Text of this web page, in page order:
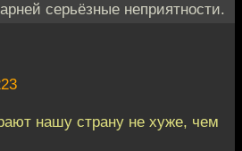
серьёзные неприятности.
нашу страну не хуже, чем